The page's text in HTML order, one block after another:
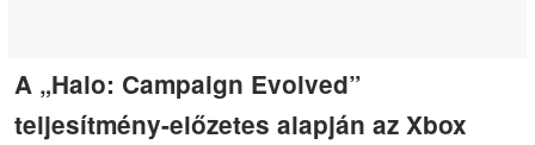
A „Halo: Campaign Evolved”
teljesítmény-előzetes alapján az Xbox